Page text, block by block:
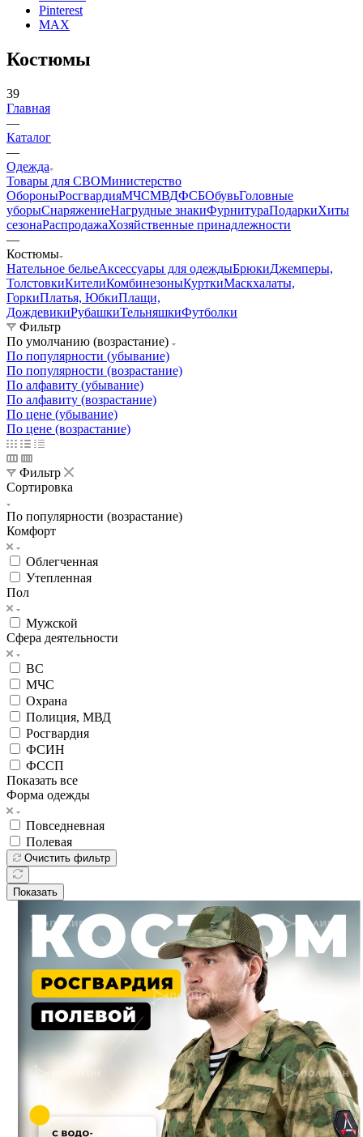
Телефоны
+7 800 600-53-06звонок бесплатный по РФ
Заказать звонок
Железногорск
Назад
Корзина
0
Контактная информация
г. Железногорск, ул.Октябрьская 4
connect@24poligon.ru
Вконтакте
YouTube
Pinterest
MAX
Костюмы
39
Главная
—
Каталог
—
Одежда
Товары для СВОМинистерство
ОбороныРосгвардия
уборыСнаряжение
сезонаРаспродажаХозяйственные принадлежности
Костюмы
Нательное белье Аксессуары для одеждыБрюкиДжемперы,
ТолстовкиКителиКомбинезоныКурткиМаскхалаты,
ГоркиПлатья, ЮбкиПлащи,
ДождевикиРубашки Тельняшки
Футболки
Фильтр
По умолчанию (возрастание)
По популярности (убывание)
По алфавиту (убывание)
По алфавиту (возрастание)
По цене (возрастание)